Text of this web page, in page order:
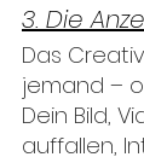
3. Die
Das
jemand –
Dein Bild,
auffallen,